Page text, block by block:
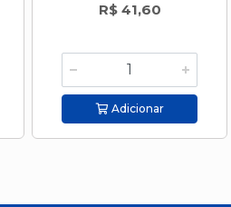
R$ 41,60
Adicionar